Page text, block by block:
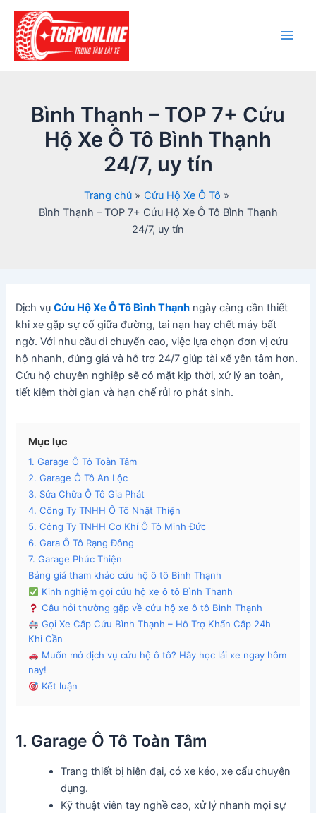
Nhảy
dung
Bình Thạnh – TOP 7+ Cứu
Hộ Xe Ô Tô Bình Thạnh
24/7, uy tín
Trang chủ
Cứu Hộ Xe Ô Tô
Bình Thạnh – TOP 7+ Cứu Hộ Xe Ô Tô Bình Thạnh
24/7, uy tín
Dịch vụCứu Hộ Xe Ô Tô Bình Thạnh ngày càng cần thiết
khi xe gặp sự cố giữa đường, tai nạn hay chết máy bất
ngờ. Với nhu cầu di chuyển cao, việc lựa chọn đơn vị cứu
hộ nhanh, đúng giá và hỗ trợ 24/7 giúp tài xế yên tâm hơn.
Cứu hộ chuyên nghiệp sẽ có mặt kịp thời, xử lý an toàn,
tiết kiệm thời gian và hạn chế rủi ro phát sinh.
Mục lục
1. Garage Ô Tô Toàn Tâm
2. Garage Ô Tô An Lộc
3. Sửa Chữa Ô Tô Gia Phát
4. Công Ty TNHH Ô Tô Nhật Thiện
5. Công Ty TNHH Cơ Khí Ô Tô Minh Đức
6. Gara Ô Tô Rạng Đông
7. Garage Phúc Thiện
Bảng giá tham khảo cứu hộ ô tô Bình Thạnh
Kinh nghiệm gọi cứu hộ xe ô tô Bình Thạnh
Câu hỏi thường gặp về cứu hộ xe ô tô Bình Thạnh
Gọi Xe Cấp Cứu Bình Thạnh – Hỗ Trợ Khẩn Cấp 24h
Khi Cần
Muốn mở dịch vụ cứu hộ ô tô? Hãy học lái xe ngay hôm
nay!
Kết luận
1. Garage Ô Tô Toàn Tâm
Trang thiết bị hiện đại, có xe kéo, xe cẩu chuyên
dụng.
Kỹ thuật viên tay nghề cao, xử lý nhanh mọi sự